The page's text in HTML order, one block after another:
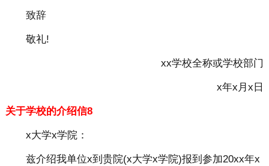
致辞
敬礼!
xx学校全称或学校部门
x年x月x日
关于学校的介绍信8
x大学x学院：
兹介绍我单位x到贵院(x大学x学院)报到参加20xx年x